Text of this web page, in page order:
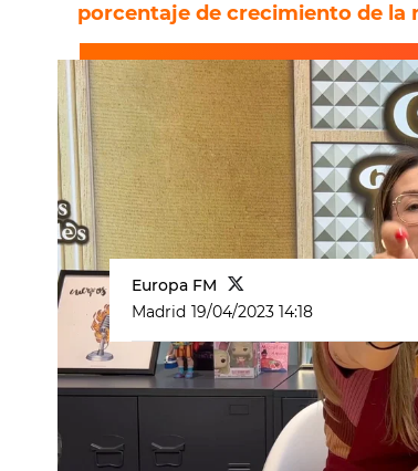
porcentaje de crecimiento de la
Europa FM
Madrid 19/04/2023 14:18
Medio millón de gracias
suma nuevos